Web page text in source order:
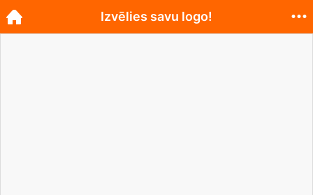
Izvēlies savu logo!